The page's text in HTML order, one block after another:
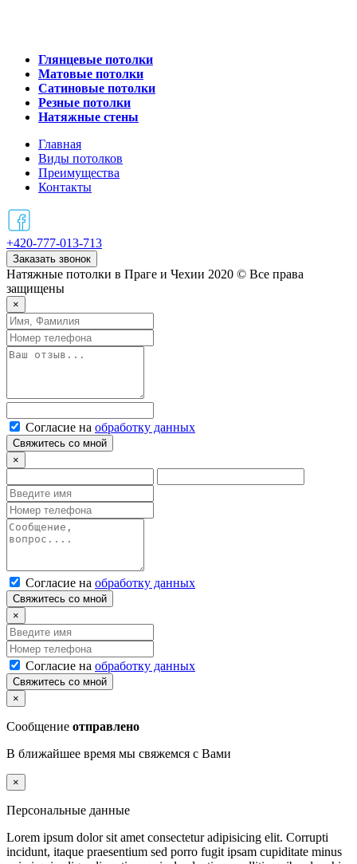
Глянцевые потолки
Матовые потолки
Сатиновые потолки
Резные потолки
Натяжные стены
Главная
Виды потолков
Преимущества
Контакты
+420-777-013-713
Заказать звонок
Натяжные потолки в Праге и Чехии 2020 © Все права
защищены
×
Согласие на обработку данных
Свяжитесь со мной
×
Согласие на обработку данных
Свяжитесь со мной
×
Согласие на обработку данных
Свяжитесь со мной
×
Сообщение отправлено
В ближайшее время мы свяжемся с Вами
×
Персональные данные
Lorem ipsum dolor sit amet consectetur adipisicing elit. Corrupti
incidunt, itaque praesentium sed porro fugit ipsam cupiditate minus